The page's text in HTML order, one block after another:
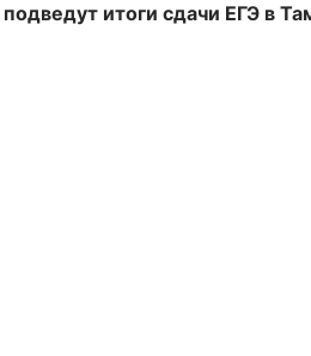
итоги сдачи ЕГЭ в